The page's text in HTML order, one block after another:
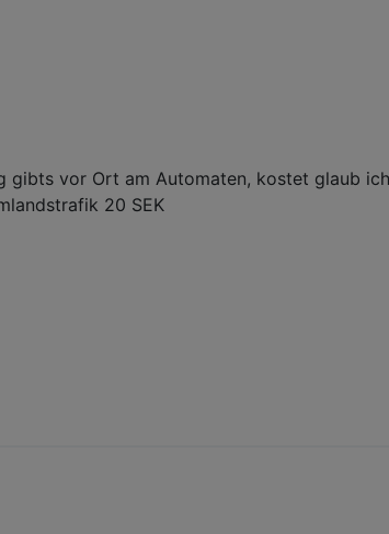
gibts vor Ort am Automaten, kostet glaub
20 SEK